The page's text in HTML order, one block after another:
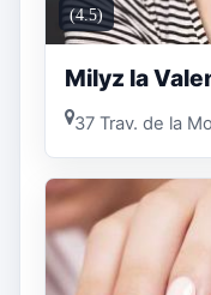
(4.5)
Milyz la
37 Trav. de la